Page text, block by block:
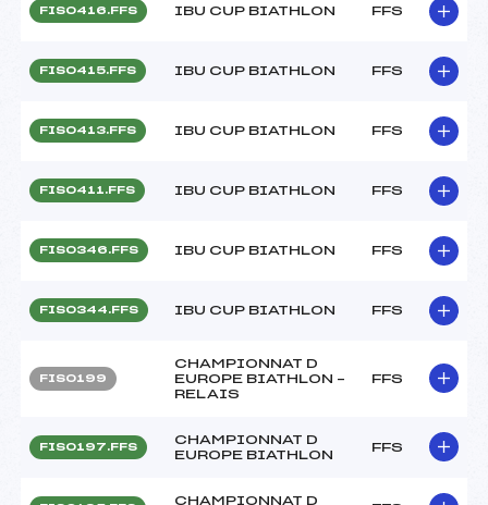
FIS0416.FFS IBU CUP BIATHLON FFS
FIS0415.FFS IBU CUP BIATHLON FFS
FIS0413.FFS IBU CUP BIATHLON FFS
FIS0411.FFS IBU CUP BIATHLON FFS
FIS0346.FFS IBU CUP BIATHLON FFS
FIS0344.FFS IBU CUP BIATHLON FFS
FIS0199
CHAMPIONNAT D
EUROPE BIATHLON –
RELAIS
FFS
FIS0197.FFS
CHAMPIONNAT D
EUROPE BIATHLON
FFS
CHAMPIONNAT D